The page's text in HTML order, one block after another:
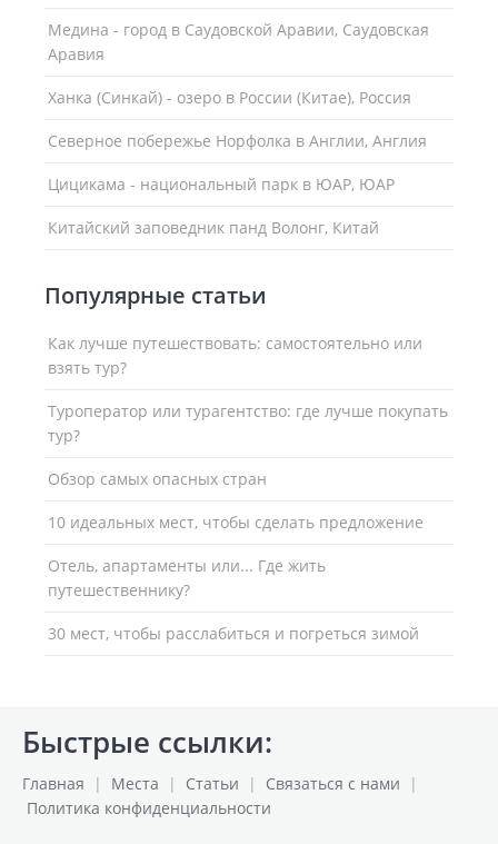
Медина - город в Саудовской Аравии, Саудовская
Аравия
Ханка (Синкай) - озеро в России (Китае), Россия
Северное побережье Норфолка в Англии, Англия
Цицикама - национальный парк в ЮАР, ЮАР
Китайский заповедник панд Волонг, Китай
Популярные статьи
Как лучше путешествовать: самостоятельно или
взять тур?
Туроператор или турагентство: где лучше покупать
тур?
Обзор самых опасных стран
10 идеальных мест, чтобы сделать предложение
Отель, апартаменты или... Где жить
путешественнику?
30 мест, чтобы расслабиться и погреться зимой
Быстрые ссылки:
Главная | Места | Статьи | Связаться с нами |
Политика конфиденциальности